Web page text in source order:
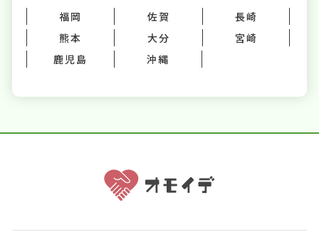
福岡
佐賀
長崎
熊本
大分
宮崎
鹿児島
沖縄